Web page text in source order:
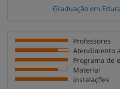
Graduação em
Professores
Atendimento
Programa de
Material
Instalações